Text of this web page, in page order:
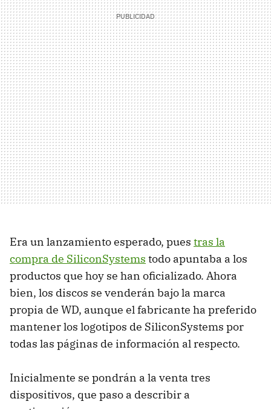
Era un lanzamiento esperado, pues tras la
compra de SiliconSystems todo apuntaba a los
productos que hoy se han oficializado. Ahora
bien, los discos se venderán bajo la marca
propia de WD, aunque el fabricante ha preferido
mantener los logotipos de SiliconSystems por
todas las páginas de información al respecto.
Inicialmente se pondrán a la venta tres
dispositivos, que paso a describir a